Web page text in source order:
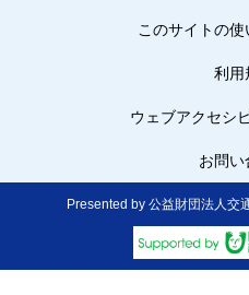
このサイトの
利用
ウェブアクセシ
お問い
Presented by 公益財団法人交